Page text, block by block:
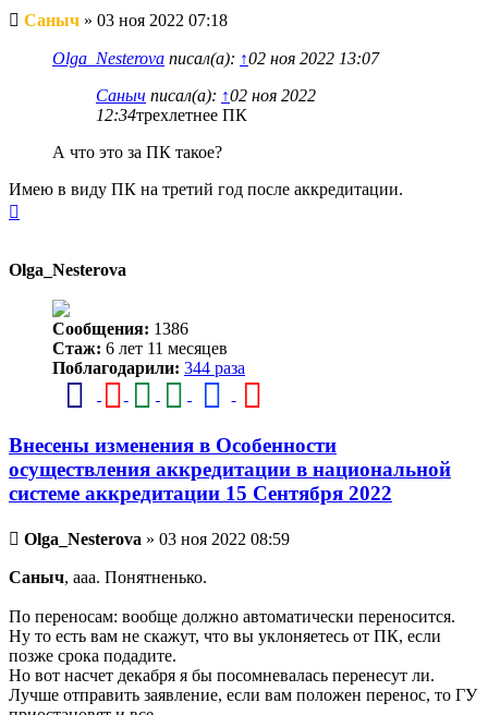
Непрочитанное
Саныч » 03 ноя 2022 07:18
Olga_Nesterova писал(а): ↑02 ноя 2022 13:07
Саныч писал(а): ↑02 ноя 2022
12:34трехлетнее ПК
А что это за ПК такое?
Имею в виду ПК на третий год после аккредитации.
Olga_Nesterova
Сообщения: 1386
Стаж: 6 лет 11 месяцев
Поблагодарили: 344 раза
Внесены изменения в Особенности
осуществления аккредитации в национальной
системе аккредитации 15 Сентября 2022
Непрочитанное
сообщение
Olga_Nesterova » 03 ноя 2022 08:59
Саныч, ааа. Понятненько.
По переносам: вообще должно автоматически переносится.
Ну то есть вам не скажут, что вы уклоняетесь от ПК, если
позже срока подадите.
Но вот насчет декабря я бы посомневалась перенесут ли.
Лучше отправить заявление, если вам положен перенос, то ГУ